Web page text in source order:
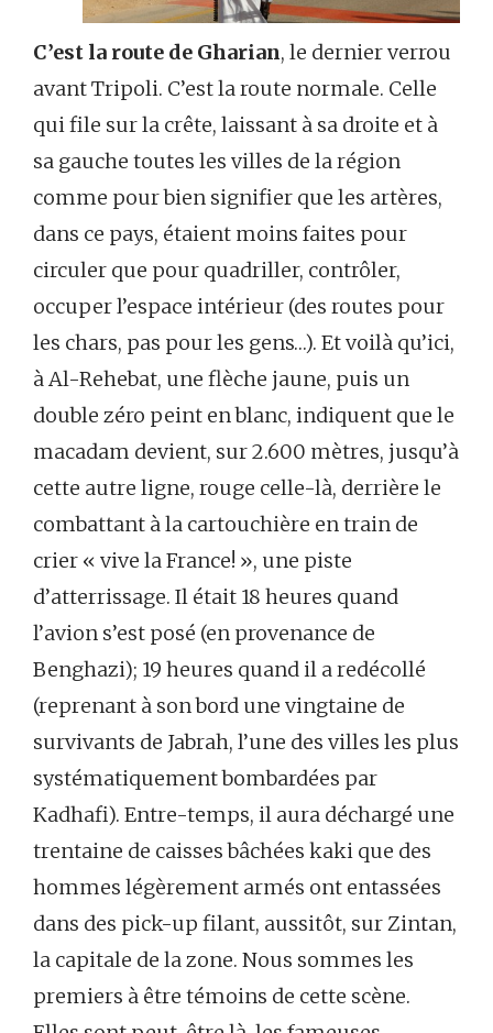
C’est la route de Gharian, le dernier verrou
avant Tripoli. C’est la route normale. Celle
qui file sur la crête, laissant à sa droite et à
sa gauche toutes les villes de la région
comme pour bien signifier que les artères,
dans ce pays, étaient moins faites pour
circuler que pour quadriller, contrôler,
occuper l’espace intérieur (des routes pour
les chars, pas pour les gens…). Et voilà qu’ici,
à Al-Rehebat, une flèche jaune, puis un
double zéro peint en blanc, indiquent que le
macadam devient, sur 2.600 mètres, jusqu’à
cette autre ligne, rouge celle-là, derrière le
combattant à la cartouchière en train de
crier « vive la France! », une piste
d’atterrissage. Il était 18 heures quand
l’avion s’est posé (en provenance de
Benghazi); 19 heures quand il a redécollé
(reprenant à son bord une vingtaine de
survivants de Jabrah, l’une des villes les plus
systématiquement bombardées par
Kadhafi). Entre-temps, il aura déchargé une
trentaine de caisses bâchées kaki que des
hommes légèrement armés ont entassées
dans des pick-up filant, aussitôt, sur Zintan,
la capitale de la zone. Nous sommes les
premiers à être témoins de cette scène.